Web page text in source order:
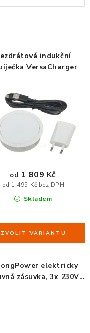
Showroom
Kontakty
indukční
VersaCharger
Skladem
od 1 495 Kč bez DPH
od 1 809 Kč
elektricky
zásuvka, 3x 230V,